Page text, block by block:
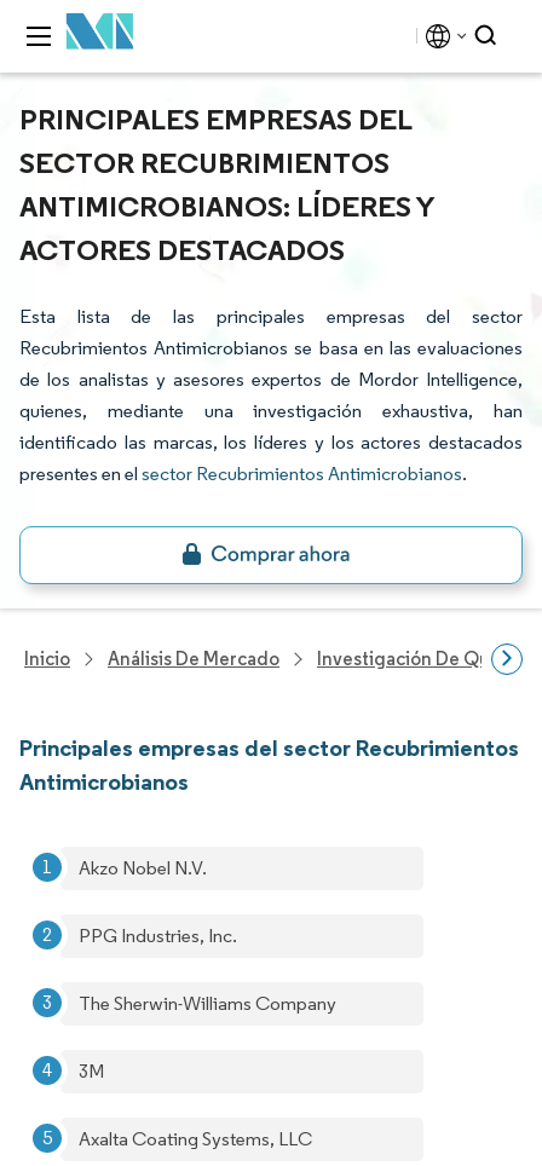
PRINCIPALES EMPRESAS DEL
SECTOR RECUBRIMIENTOS
ANTIMICROBIANOS: LÍDERES Y
ACTORES DESTACADOS
Esta lista de las principales empresas del sector
Recubrimientos Antimicrobianos se basa en las evaluaciones
de los analistas y asesores expertos de Mordor Intelligence,
quienes, mediante una investigación exhaustiva, han
identificado las marcas, los líderes y los actores destacados
presentes en el sector Recubrimientos Antimicrobianos.
Inicio Análisis De Mercado Investigación De
Principales empresas del sector Recubrimientos
Antimicrobianos
Akzo Nobel N.V.
PPG Industries, Inc.
The Sherwin-Williams Company
3M
Axalta Coating Systems, LLC